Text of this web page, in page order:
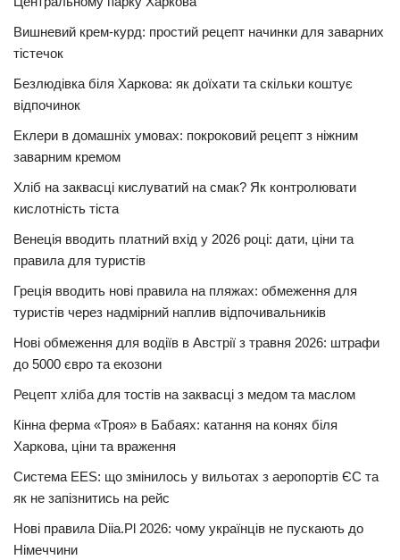
Вишневий крем-курд: простий рецепт начинки для заварних
тістечок
Безлюдівка біля Харкова: як доїхати та скільки коштує
відпочинок
Еклери в домашніх умовах: покроковий рецепт з ніжним
заварним кремом
Хліб на заквасці кислуватий на смак? Як контролювати
кислотність тіста
Венеція вводить платний вхід у 2026 році: дати, ціни та
правила для туристів
Греція вводить нові правила на пляжах: обмеження для
туристів через надмірний наплив відпочивальників
Нові обмеження для водіїв в Австрії з травня 2026: штрафи
до 5000 євро та екозони
Рецепт хліба для тостів на заквасці з медом та маслом
Кінна ферма «Троя» в Бабаях: катання на конях біля
Харкова, ціни та враження
Система EES: що змінилось у вильотах з аеропортів ЄС та
як не запізнитись на рейс
Нові правила Diia.Pl 2026: чому українців не пускають до
Німеччини